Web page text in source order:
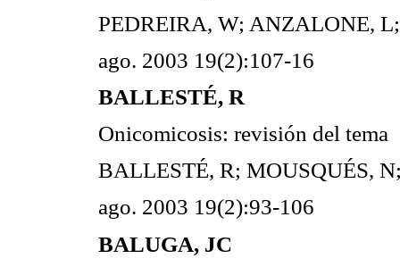
PEDREIRA, W; ANZALONE,
ago. 2003 19(2):107-16
BALLESTÉ, R
Onicomicosis: revisión del tema
BALLESTÉ, R; MOUSQUÉS,
ago. 2003 19(2):93-106
BALUGA, JC